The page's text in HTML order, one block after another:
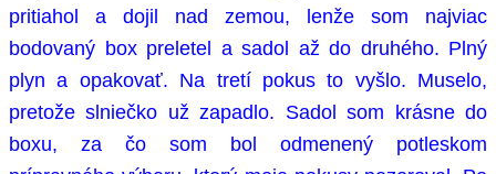
pritiahol a dojil nad zemou, lenže som najviac
bodovaný box preletel a sadol až do druhého. Plný
plyn a opakovať. Na tretí pokus to vyšlo. Muselo,
pretože slniečko už zapadlo. Sadol som krásne do
boxu, za čo som bol odmenený potleskom